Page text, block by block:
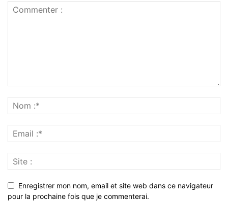
Enregistrer mon nom, email et site web dans ce navigateur
pour la prochaine fois que je commenterai.